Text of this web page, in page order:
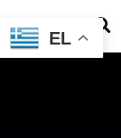
EL